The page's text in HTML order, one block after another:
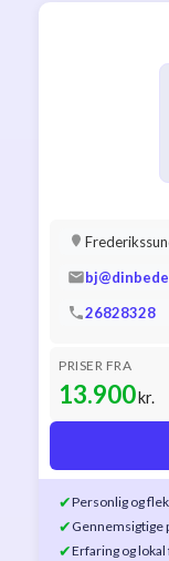
26828328
PRISER FRA
13.900kr.
✔Personlig og
✔ Gennemsigtige
✔Erfaring og